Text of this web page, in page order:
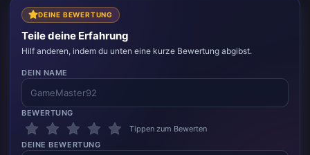
DEINE BEWERTUNG
Teile deine Erfahrung
Hilf anderen, indem du unten eine kurze Bewertung abgibst.
DEIN NAME
BEWERTUNG
Tippen zum Bewerten
DEINE BEWERTUNG